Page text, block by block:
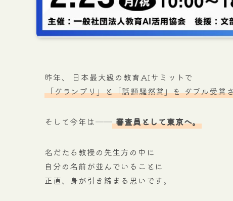
昨年、 日本最大級の教育AIサミットで
「グランプリ」と「話題騒然賞」を ダブル受賞
そして今年は── 審査員として東京へ。
名だたる教授の先生方の中に
自分の名前が並んでいることに
正直、身が引き締まる思いです。